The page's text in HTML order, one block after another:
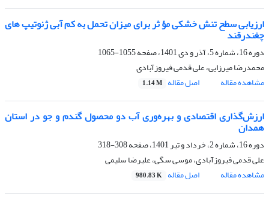
ارزیابی سطح تنش خشکی مؤ ثر برای میزان تحمل به کم آبی ژنوتیپ های
چغندرقند
دوره 16، شماره 5، آذر و دی 1401، صفحه
1055-1065
محمدرضا میرزایی، علی قدمی فیروزآبادی
مشاهده مقاله
اصل مقاله 1.14 M
ارزش‌گذاری اقتصادی و بهره‌وری آب دو محصول گندم و جو در استان
همدان
دوره 16، شماره 2، خرداد و تیر 1401، صفحه
308-318
علی قدمی فیروزآبادی، موسی سگی، علیرضا سلیمی
مشاهده مقاله
اصل مقاله 980.83 K